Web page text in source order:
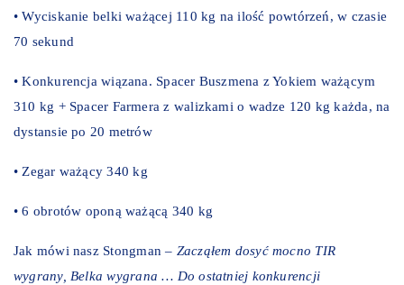
• Wyciskanie belki ważącej 110 kg na ilość powtórzeń, w czasie
70 sekund
• Konkurencja wiązana. Spacer Buszmena z Yokiem ważącym
310 kg + Spacer Farmera z walizkami o wadze 120 kg każda, na
dystansie po 20 metrów
• Zegar ważący 340 kg
• 6 obrotów oponą ważącą 340 kg
Jak mówi nasz Stongman – Zacząłem dosyć mocno TIR
wygrany, Belka wygrana … Do ostatniej konkurencji